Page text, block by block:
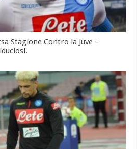
Stagione Contro la Juve –